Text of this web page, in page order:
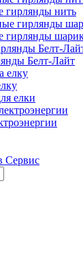
гирлянды нить
гирлянды
Белт-Лайт
елки